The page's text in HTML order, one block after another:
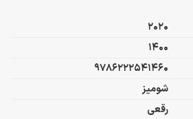
2020
1400
9786222541460
شومیز
رقعی